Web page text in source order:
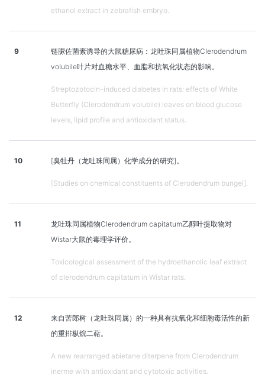
ethanol extract in zebrafish embryo.
9
链脲佐菌素诱导的大鼠糖尿病：龙吐珠同属植物Clerodendrum
volubile叶片对血糖水平、血脂和抗氧化状态的影响。
Streptozotocin-induced diabetes in rats: effects of White
Butterfly (Clerodendrum volubile) leaves on blood glucose
levels, lipid profile and antioxidant status.
10 [臭牡丹（龙吐珠同属）化学成分的研究]。
[Studies on chemical constituents of Clerodendrum bungei].
11
龙吐珠同属植物Clerodendrum capitatum乙醇叶提取物对
Wistar大鼠的毒理学评价。
Toxicological assessment of the hydroethanolic leaf extract
of clerodendrum capitatum in Wistar rats.
12
来自苦郎树（龙吐珠同属）的一种具有抗氧化和细胞毒活性的新
的重排枞烷二萜。
A new rearranged abietane diterpene from Clerodendrum
inerme with antioxidant and cytotoxic activities.